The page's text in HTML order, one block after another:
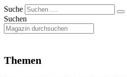
Suche
Suchen
Themen